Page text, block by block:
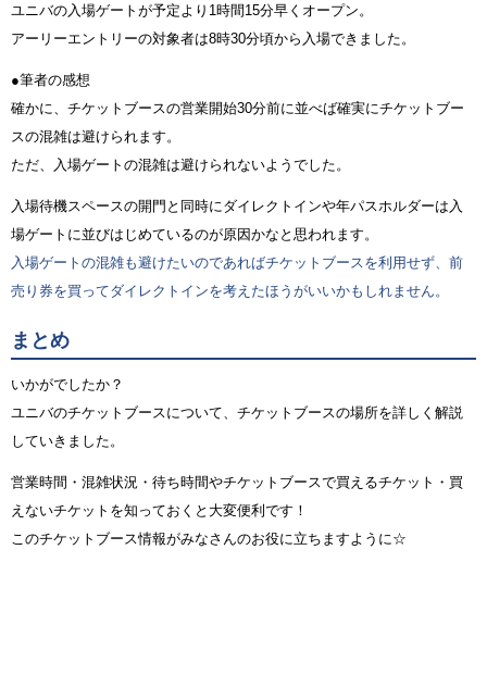
ユニバの入場ゲートが予定より1時間15分早くオープン。
アーリーエントリーの対象者は8時30分頃から入場できました。
●筆者の感想
確かに、チケットブースの営業開始30分前に並べば確実にチケットブー
スの混雑は避けられます。
ただ、入場ゲートの混雑は避けられないようでした。
入場待機スペースの開門と同時にダイレクトインや年パスホルダーは入
場ゲートに並びはじめているのが原因かなと思われます。
入場ゲートの混雑も避けたいのであればチケットブースを利用せず、前
売り券を買ってダイレクトインを考えたほうがいいかもしれません。
まとめ
いかがでしたか？
ユニバのチケットブースについて、チケットブースの場所を詳しく解説
していきました。
営業時間・混雑状況・待ち時間やチケットブースで買えるチケット・買
えないチケットを知っておくと大変便利です！
このチケットブース情報がみなさんのお役に立ちますように☆